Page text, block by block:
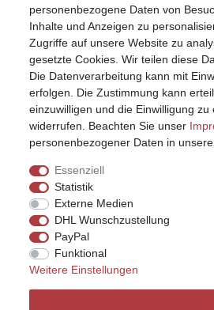
personenbezogene Daten von
Inhalte und Anzeigen zu
Zugriffe auf unsere Website zu
gesetzte Cookies. Wir teilen diese
Die Datenverarbeitung kann mit
erfolgen. Die Zustimmung kann
einzuwilligen und die Einwilligung
widerrufen. Beachten Sie unser
personenbezogener Daten in
Essenziell
Statistik
Externe Medien
DHL Wunschzustellung
PayPal
Funktional
Weitere Einstellungen